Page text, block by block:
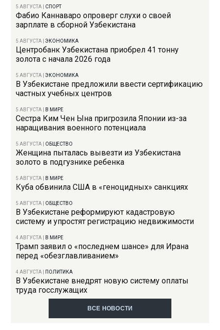
5 АВГУСТА СПОРТ
Фабио Каннаваро опроверг слухи о своей
зарплате в сборной Узбекистана
5 АВГУСТА |ЭКОНОМИКА
Центробанк Узбекистана приобрел 41 тонну
золота с начала 2026 года
5 АВГУСТА |ЭКОНОМИКА
В Узбекистане предложили ввести сертификацию
частных учебных центров
5 АВГУСТА В МИРЕ
Сестра Ким Чен Ына пригрозила Японии из-за
наращивания военного потенциала
5 АВГУСТА ОБЩЕСТВО
Женщина пыталась вывезти из Узбекистана
золото в подгузнике ребенка
5 АВГУСТА В МИРЕ
Куба обвинила США в «геноцидных» санкциях
5 АВГУСТА ОБЩЕСТВО
В Узбекистане реформируют кадастровую
систему и упростят регистрацию недвижимости
4 АВГУСТА В МИРЕ
Трамп заявил о «последнем шансе» для Ирана
перед «обезглавливанием»
4 АВГУСТА ПОЛИТИКА
В Узбекистане внедрят новую систему оплаты
труда госслужащих
ВСЕ НОВОСТИ